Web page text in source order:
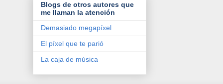
Blogs de otros autores que
me llaman la atención
Demasiado megapíxel
El píxel que te parió
La caja de música